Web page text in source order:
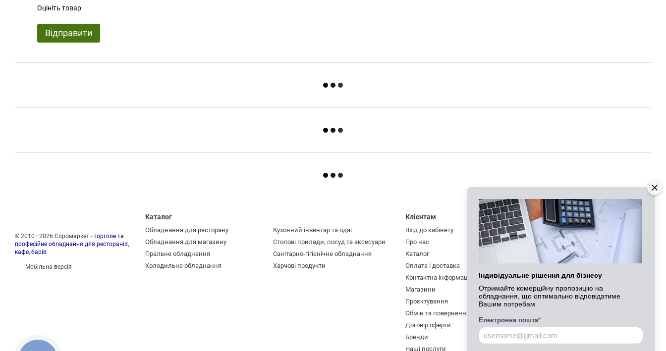
Оцініть товар
Відправити
© 2010—2026 Євромаркет - торгове та
професійне обладнання для ресторанів,
кафе, барів
Мобільна версія
Каталог
Обладнання для ресторану
Обладнання для магазину
Пральне обладнання
Холодильне обладнання
Кухонний інвентар та одяг
Столові прилади, посуд та аксесуари
Санітарно-гігієнічне обладнання
Харчові продукти
Клієнтам
Вхід до кабінету
Про нас
Каталог
Оплата і доставка
Контактна інформація
Магазини
Проєктування
Обмін та повернення
Договір оферти
Бренди
Наші послуги
Контактна інформація
066 625-20-86
050 334-58-25
Передзвонити вам?
Viber
Telegram
igoruzhorod@gmail.com
Закарпатська область
м. Мукачево, вул. Данила Галицького,
17
м. Ужгород, вул. Карпатської України,
Індивідуальне рішення для бізнесу
Отримайте комерційну пропозицію на
обладнання, що оптимально відповідатиме
Вашим потребам
Електронна пошта*